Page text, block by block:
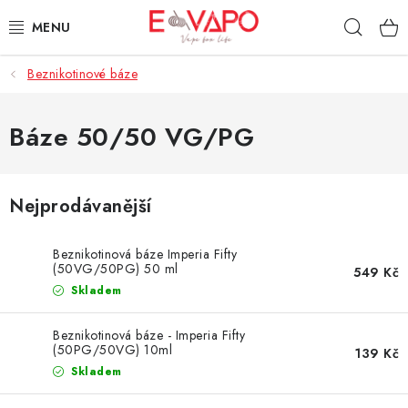
na
3D TISK
TIPY ZA DOBROU CENU
BÁZE
E-LIQUIDY
E-CIGARETY
NIKOTINOVÉ SÁČKY
Beznikotinové báze
Báze 50/50 VG/PG
Nejprodávanější
Beznikotinová báze Imperia Fifty
(50VG/50PG) 50 ml
Skladem
549 Kč
Beznikotinová báze - Imperia Fifty
(50PG/50VG) 10ml
Skladem
139 Kč